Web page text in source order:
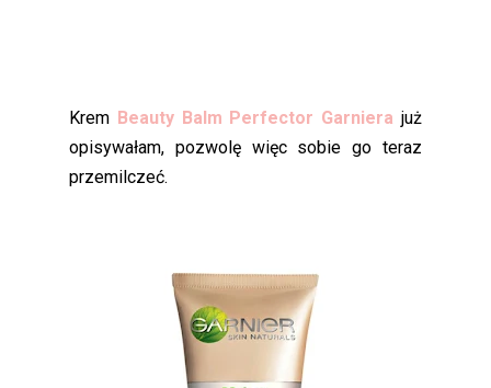
Krem Beauty Balm Perfector Garniera już
opisywałam, pozwolę więc sobie go teraz
przemilczeć.